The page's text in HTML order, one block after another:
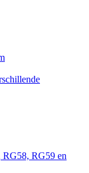
RG58, RG59 en